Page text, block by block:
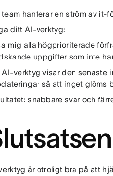
team hanterar en ström av it-
ditt AI-verktyg:
mig alla högprioriterade
uppgifter som inte
AI-verktyg visar den senaste
så att inget glöms
snabbare svar och
är otroligt bra på att